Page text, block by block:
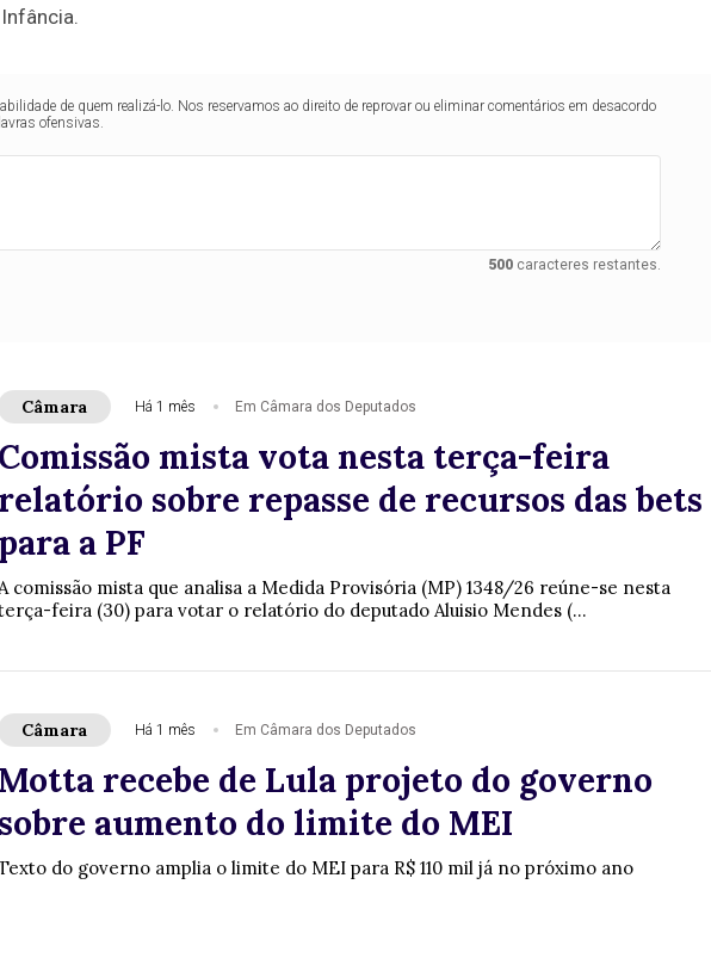
de quem realizá-lo. Nos reservamos ao direito de reprovar ou eliminar comentários em desacordo
ofensivas.
500caracteres restantes.
Câmara Há 1 mês Em Câmara dos Deputados
Comissão mista vota nesta terça-feira
relatório sobre repasse de recursos das bets
para a PF
A comissão mista que analisa a Medida Provisória (MP) 1348/26 reúne-se nesta
feira (30) para votar o relatório do deputado Aluisio Mendes (...
Câmara Há 1 mês Em Câmara dos Deputados
Motta recebe de Lula projeto do governo
sobre aumento do limite do MEI
do governo amplia o limite do MEI para R$ 110 mil já no próximo ano